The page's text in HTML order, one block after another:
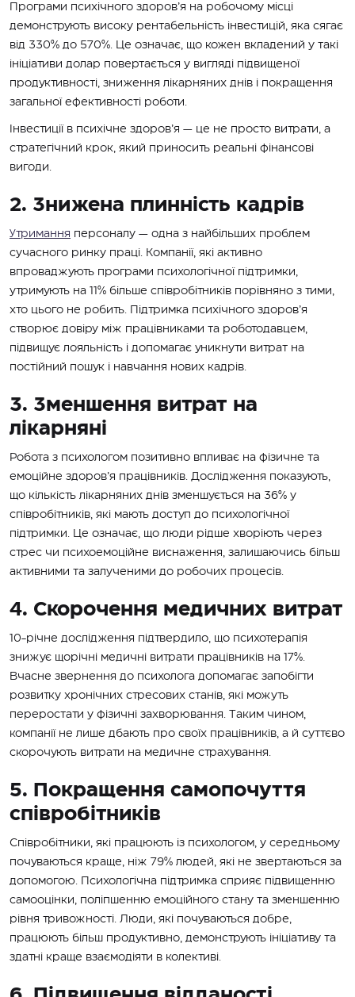
Програми психічного здоров’я на робочому місці
демонструють високу рентабельність інвестицій, яка сягає
від 330% до 570%. Це означає, що кожен вкладений у такі
ініціативи долар повертається у вигляді підвищеної
продуктивності, зниження лікарняних днів і покращення
загальної ефективності роботи.
Інвестиції в психічне здоров’я — це не просто витрати, а
стратегічний крок, який приносить реальні фінансові
вигоди.
2. Знижена плинність кадрів
Утримання персоналу — одна з найбільших проблем
сучасного ринку праці. Компанії, які активно
впроваджують програми психологічної підтримки,
утримують на 11% більше співробітників порівняно з тими,
хто цього не робить. Підтримка психічного здоров’я
створює довіру між працівниками та роботодавцем,
підвищує лояльність і допомагає уникнути витрат на
постійний пошук і навчання нових кадрів.
3. Зменшення витрат на
лікарняні
Робота з психологом позитивно впливає на фізичне та
емоційне здоров’я працівників. Дослідження показують,
що кількість лікарняних днів зменшується на 36% у
співробітників, які мають доступ до психологічної
підтримки. Це означає, що люди рідше хворіють через
стрес чи психоемоційне виснаження, залишаючись більш
активними та залученими до робочих процесів.
4. Скорочення медичних витрат
10-річне дослідження підтвердило, що психотерапія
знижує щорічні медичні витрати працівників на 17%.
Вчасне звернення до психолога допомагає запобігти
розвитку хронічних стресових станів, які можуть
переростати у фізичні захворювання. Таким чином,
компанії не лише дбають про своїх працівників, а й суттєво
скорочують витрати на медичне страхування.
5. Покращення самопочуття
співробітників
Співробітники, які працюють із психологом, у середньому
почуваються краще, ніж 79% людей, які не звертаються за
допомогою. Психологічна підтримка сприяє підвищенню
самооцінки, поліпшенню емоційного стану та зменшенню
рівня тривожності. Люди, які почуваються добре,
працюють більш продуктивно, демонструють ініціативу та
здатні краще взаємодіяти в колективі.